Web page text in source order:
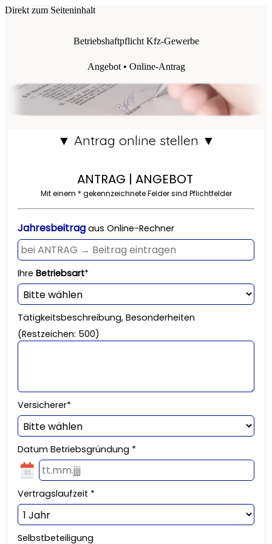
Direkt zum Seiteninhalt
Betriebshaftpflicht Kfz-Gewerbe
Angebot • Online-Antrag
▼ Antrag online stellen ▼